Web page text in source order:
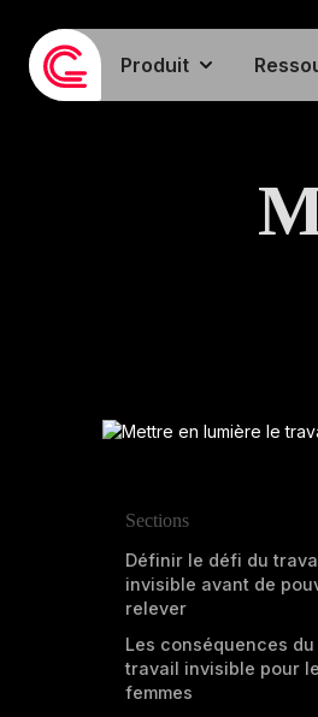
Produit
Sections
Définir le défi du
invisible avant de
relever
Les conséquences du
travail invisible pour
femmes